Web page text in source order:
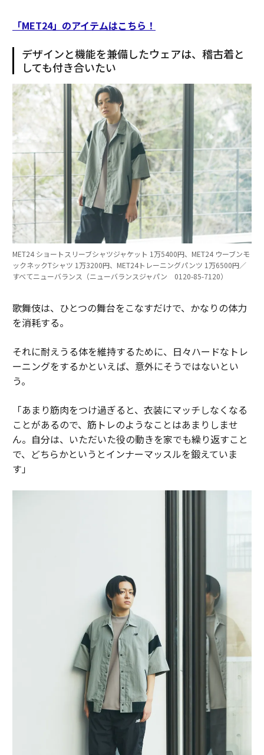
「MET24」のアイテムはこちら！
デザインと機能を兼備したウェアは、稽古着と
しても付き合いたい
MET24 ショートスリーブシャツジャケット 1万5400円、MET24 ウーブンモ
ックネックTシャツ 1万3200円、MET24トレーニングパンツ 1万6500円／
すべてニューバランス（ニューバランスジャパン 0120-85-7120）
歌舞伎は、ひとつの舞台をこなすだけで、かなりの体力
を消耗する。
それに耐えうる体を維持するために、日々ハードなトレ
ーニングをするかといえば、意外にそうではないとい
う。
「あまり筋肉をつけ過ぎると、衣装にマッチしなくなる
ことがあるので、筋トレのようなことはあまりしませ
ん。自分は、いただいた役の動きを家でも繰り返すこと
で、どちらかというとインナーマッスルを鍛えていま
す」